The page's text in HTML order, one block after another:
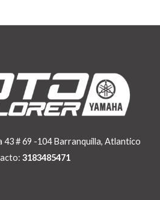
43 # 69 -104 Barranquilla, Atlantico
3183485471